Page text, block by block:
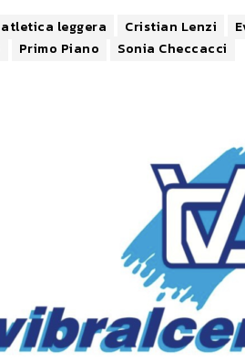
atletica leggera Cristian Lenzi
Primo Piano Sonia Checcacci